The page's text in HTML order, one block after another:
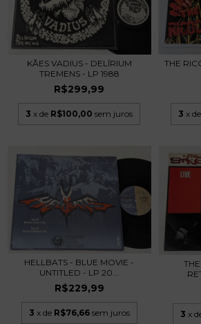
KÃES VADIUS - DELÍRIUM
TREMENS - LP 1988
R$299,99
3 x de R$100,00 sem juros
THE
3 x de
HELLBATS - BLUE MOVIE -
UNTITLED - LP 20...
R$229,99
3 x de R$76,66 sem juros 3 x